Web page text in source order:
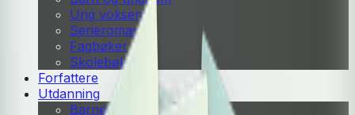
Ung voksen
Serieromaner
Fagbøker
Skolebøker
Forfattere
Utdanning
Barnehage